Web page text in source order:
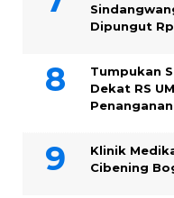
Dipungut
Tumpukan
Dekat RS
Klinik
Cibening